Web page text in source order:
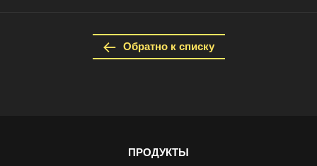
Обратно к списку
ПРОДУКТЫ